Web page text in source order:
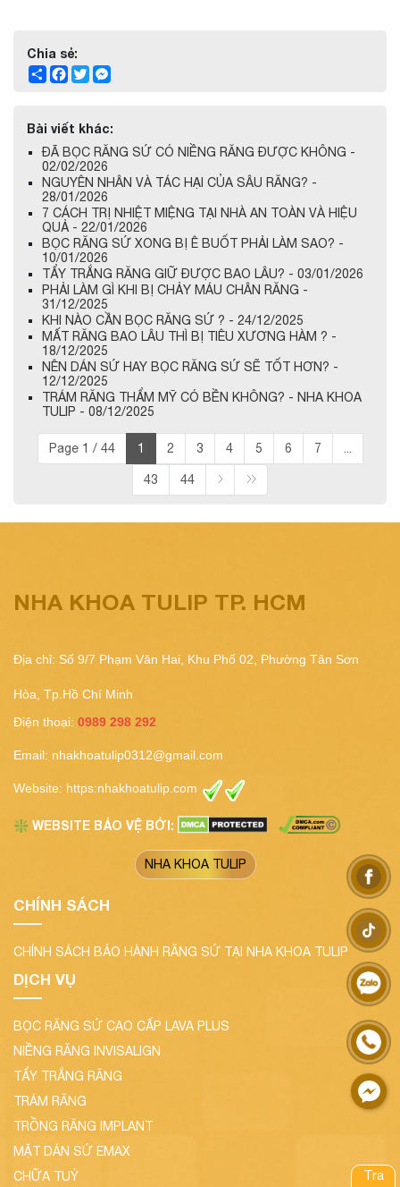
Chia sẻ:
ShareFacebook
Twitter
Bài viết khác:
ĐÃ BỌC RĂNG SỨ CÓ NIỀNG RĂNG ĐƯỢC KHÔNG -
02/02/2026
NGUYÊN NHÂN VÀ TÁC HẠI CỦA SÂU RĂNG? -
28/01/2026
7 CÁCH TRỊ NHIỆT MIỆNG TẠI NHÀ AN TOÀN VÀ HIỆU
QUẢ - 22/01/2026
BỌC RĂNG SỨ XONG BỊ Ê BUỐT PHẢI LÀM SAO? -
10/01/2026
TẨY TRẮNG RĂNG GIỮ ĐƯỢC BAO LÂU? - 03/01/2026
PHẢI LÀM GÌ KHI BỊ CHẢY MÁU CHÂN RĂNG -
31/12/2025
KHI NÀO CẦN BỌC RĂNG SỨ ? - 24/12/2025
MẤT RĂNG BAO LÂU THÌ BỊ TIÊU XƯƠNG HÀM ? -
18/12/2025
NÊN DÁN SỨ HAY BỌC RĂNG SỨ SẼ TỐT HƠN? -
12/12/2025
TRÁM RĂNG THẨM MỸ CÓ BỀN KHÔNG? - NHA KHOA
TULIP - 08/12/2025
Page 1 / 44 1 2 3 4 5 6 7
43 44
NHA KHOA TULIP TP. HCM
Địa chỉ: Số 9/7 Phạm Văn Hai, Khu Phố 02, Phường Tân Sơn
Hòa, Tp.Hồ Chí Minh
Điện thoại: 0989 298 292
Email: nhakhoatulip0312@gmail.com
Website: https:nhakhoatulip.com
❇️ WEBSITE BẢO VỆ BỞI:
NHA KHOA TULIP
CHÍNH SÁCH
CHÍNH SÁCH BẢO HÀNH RĂNG SỨ TẠI NHA KHOA TULIP
DỊCH VỤ
BỌC RĂNG SỨ CAO CẤP LAVA PLUS
NIỀNG RĂNG INVISALIGN
TẨY TRẮNG RĂNG
TRÁM RĂNG
TRỒNG RĂNG IMPLANT
MẶT DÁN SỨ EMAX
CHỮA TUỶ
Tra